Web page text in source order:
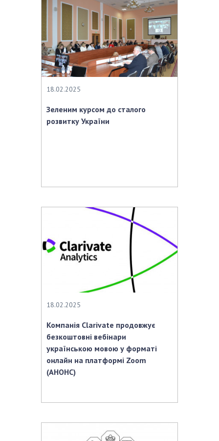
18.02.2025
Зеленим курсом до сталого
розвитку України
18.02.2025
Компанія Clarivate продовжує
безкоштовні вебінари
українською мовою у форматі
онлайн на платформі Zoom
(АНОНС)